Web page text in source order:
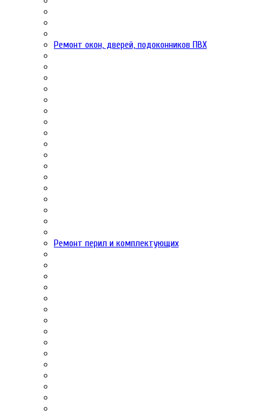
Ремонт окон, дверей, подоконников ПВХ
Ремонт перил и комплектующих